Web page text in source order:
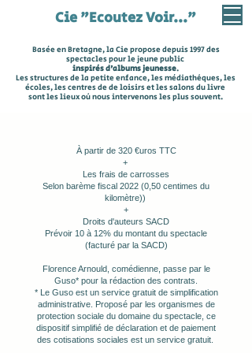
Cie "Ecoutez Voir..."
Basée en Bretagne, la Cie propose depuis 1997 des
spectacles pour le jeune public
inspirés d'albums jeunesse.
Les structures de la petite enfance, lesmédiathèques, les
écoles,les centres de de loisirset les salons du livre
sont les lieux où nous intervenons les plus souvent.
À partir de 320 €uros TTC
+
Les frais de carrosses
Selon barème fiscal 2022 (0,50 centimes du
kilomètre))
+
Droits d'auteurs SACD
Prévoir 10 à 12% du montant du spectacle
(facturé par la SACD)
Florence Arnould, comédienne, passe par le
Guso* pour la rédaction des contrats.
* Le Guso est un service gratuit de simplification
administrative. Proposé par les organismes de
protection sociale du domaine du spectacle, ce
dispositif simplifié de déclaration et de paiement
des cotisations sociales est un service gratuit.